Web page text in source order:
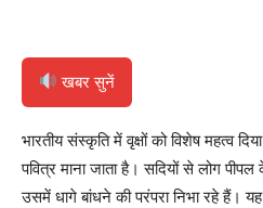
खबर सुनें
भारतीय संस्कृति में वृक्षों को विशेष महत्व
पवित्र माना जाता है। सदियों से लोग
उसमें धागे बांधने की परंपरा निभा रहे हैं। यह